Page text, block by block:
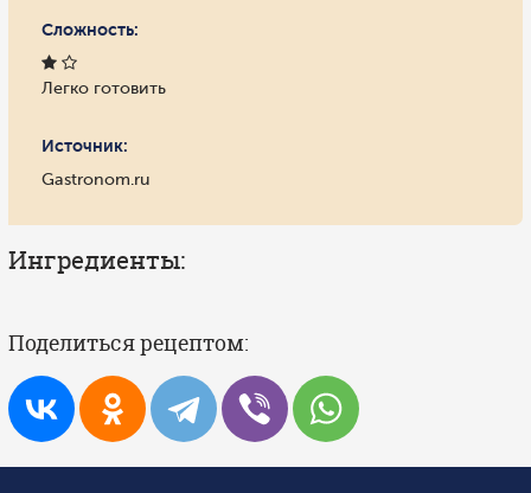
Сложность:
Легко готовить
Источник:
Gastronom.ru
Ингредиенты:
Поделиться рецептом: